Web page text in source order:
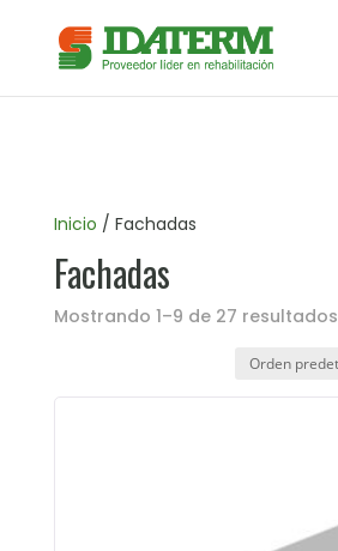
Inicio / Fachadas
Fachadas
Mostrando 1–9 de 27 resultados